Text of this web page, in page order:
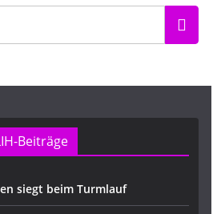
Beiträge
siegt beim Turmlauf